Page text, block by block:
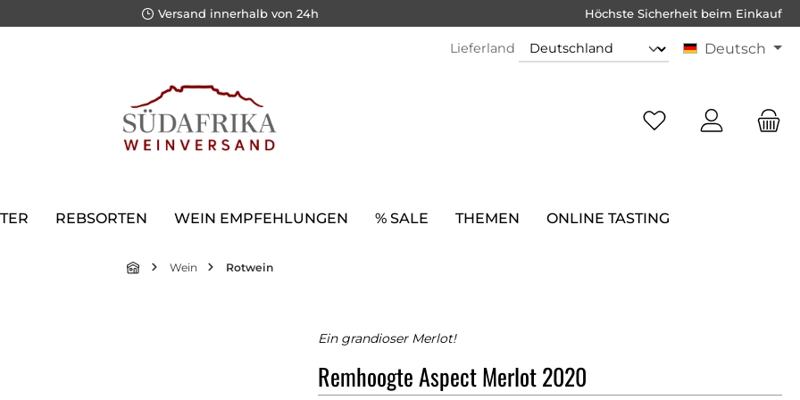
Versand innerhalb von 24h Höchste Sicherheit beim Einkauf
Lieferland Deutsch
REBSORTEN WEIN EMPFEHLUNGEN % SALE THEMEN ONLINE TASTING
Wein Rotwein
Ein grandioser Merlot!
Remhoogte Aspect Merlot 2020